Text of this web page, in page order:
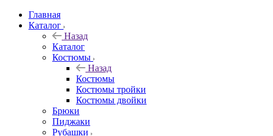
Главная
Каталог
Назад
Каталог
Костюмы
Назад
Костюмы
Костюмы тройки
Костюмы двойки
Брюки
Пиджаки
Рубашки